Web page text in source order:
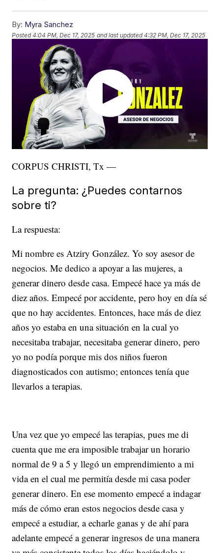
By: Myra Sanchez
Posted4:04 PM, Dec 17, 2025 and last updated 4:32 PM, Dec 17, 2025
CORPUS CHRISTI, Tx —
La pregunta: ¿Puedes contarnos
sobre ti?
La respuesta:
Mi nombre es Atziry González. Yo soy asesor de
negocios. Me dedico a apoyar a las mujeres, a
generar dinero desde casa. Empecé hace ya más de
diez años. Empecé por accidente, pero hoy en día sé
que no hay accidentes. Entonces, hace más de diez
años yo estaba en una situación en la cual yo
necesitaba trabajar, necesitaba generar dinero, pero
yo no podía porque mis dos niños fueron
diagnosticados con autismo; entonces tenía que
llevarlos a terapias.
Una vez que yo empecé las terapias, pues me di
cuenta que me era imposible trabajar un horario
normal de 9 a 5 y llegó un emprendimiento a mi
vida en el cual me permitía desde mi casa poder
generar dinero. En ese momento empecé a indagar
más de cómo eran estos negocios desde casa y
empecé a estudiar, a echarle ganas y de ahí para
adelante empecé a generar ingresos de una manera